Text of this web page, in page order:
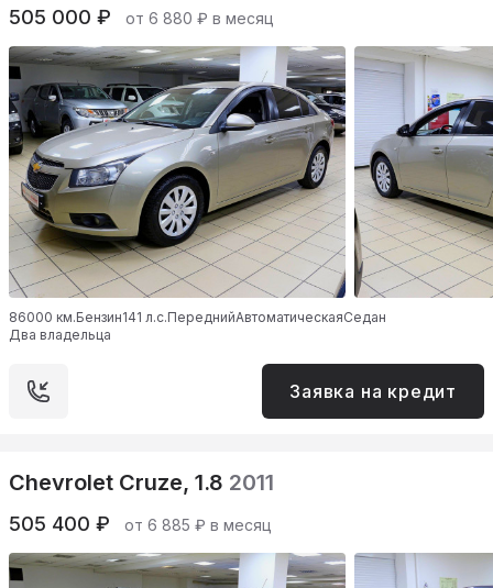
505 000 ₽ от 6 880 ₽ в месяц
86000 км.Бензин141 л.с.ПереднийАвтоматическаяСедан
Два владельца
Заявка на кредит
Chevrolet Cruze, 1.8 2011
505 400 ₽ от 6 885 ₽ в месяц